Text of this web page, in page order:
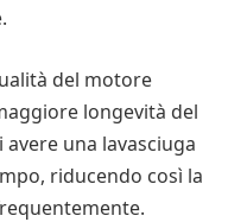
del motore
longevità del
una lavasciuga
riducendo così la